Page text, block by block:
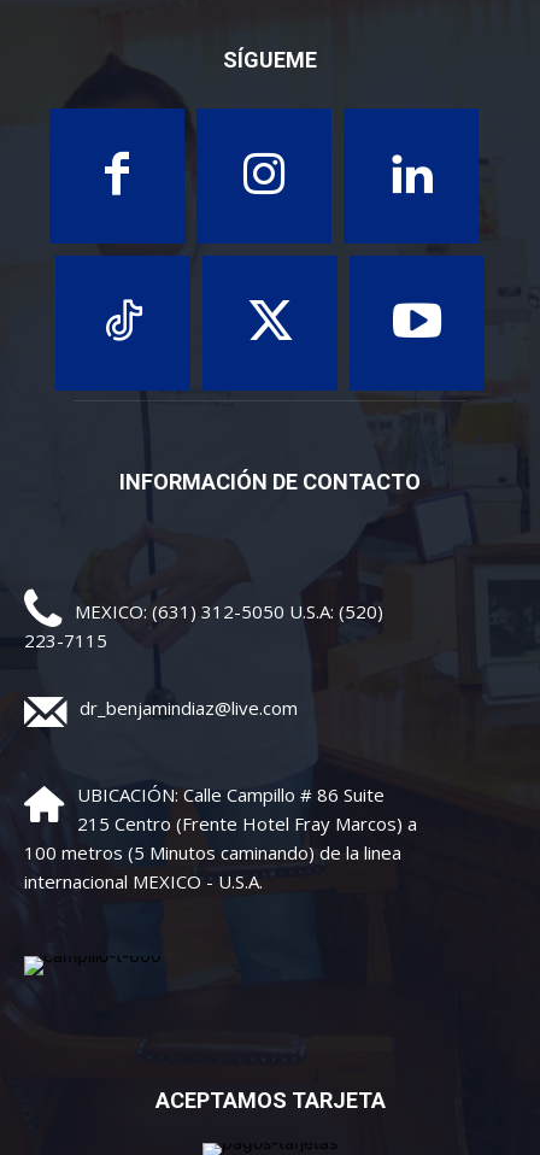
SÍGUEME
INFORMACIÓN DE CONTACTO
MEXICO: (631) 312-5050 U.S.A: (520)
223-7115
dr_benjamindiaz@live.com
UBICACIÓN: Calle Campillo # 86 Suite
215 Centro (Frente Hotel Fray Marcos) a
100 metros (5 Minutos caminando) de la linea
internacional MEXICO - U.S.A.
ACEPTAMOS TARJETA